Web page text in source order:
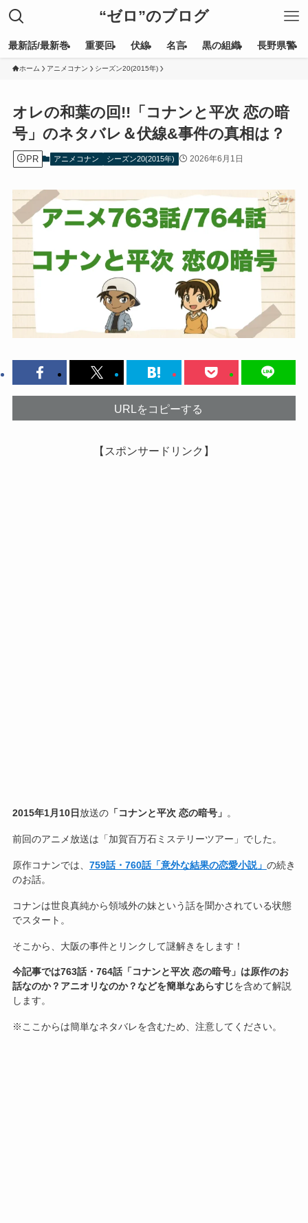
“ゼロ”のブログ
最新話/最新巻 重要回 伏線 名言 黒の組織 長野県警
ホーム アニメコナン シーズン20(2015年)
オレの和葉の回!!「コナンと平次 恋の暗
号」のネタバレ＆伏線&事件の真相は？
PR アニメコナン シーズン20(2015年) 2026年6月1日
URLをコピーする
【スポンサードリンク】
2015年1月10日 放送の「コナンと平次 恋の暗号」 。
前回のアニメ放送は「加賀百万石ミステリーツアー」でした。
原作コナンでは、 759話・760話「意外な結果の恋愛小説」 の続き
のお話。
コナンは世良真純から領域外の妹という話を聞かされている状態
でスタート。
そこから、大阪の事件とリンクして謎解きをします！
今記事では763話・764話「コナンと平次 恋の暗号」は原作のお
話なのか？アニオリなのか？などを簡単なあらすじを含めて解説
します。
※ここからは簡単なネタバレを含むため、注意してください。